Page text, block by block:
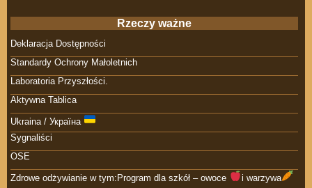
Rzeczy ważne
Deklaracja Dostępności
Standardy Ochrony Małoletnich
Laboratoria Przyszłości.
Aktywna Tablica
Ukraina / Україна
Sygnaliści
OSE
Zdrowe odżywianie w tym:Program dla szkół – owoce
i warzywa